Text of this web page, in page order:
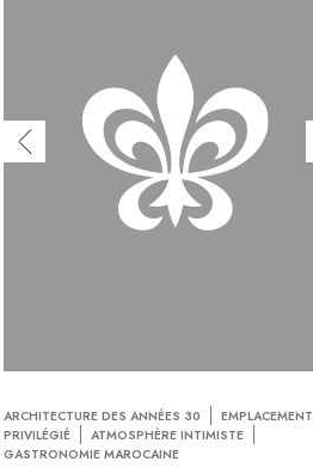
ARCHITECTURE DES ANNÉES 30
EMPLACEMENT
PRIVILÉGIÉ
ATMOSPHÈRE INTIMISTE
GASTRONOMIE MAROCAINE